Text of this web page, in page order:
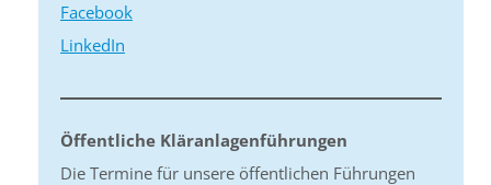
Facebook
LinkedIn
Öffentliche Kläranlagenführungen
Die Termine für unsere öffentlichen Führungen